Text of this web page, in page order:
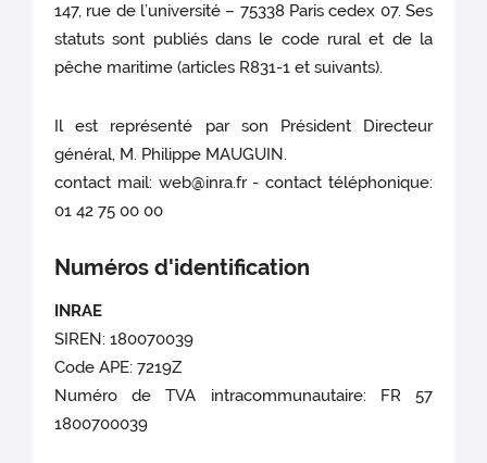
147, rue de l’université – 75338 Paris cedex 07. Ses
statuts sont publiés dans le code rural et de la
pêche maritime (articles R831-1 et suivants).
Il est représenté par son Président Directeur
général, M. Philippe MAUGUIN.
contact mail: web@inra.fr - contact téléphonique:
01 42 75 00 00
Numéros d'identification
INRAE
SIREN: 180070039
Code APE: 7219Z
Numéro de TVA intracommunautaire: FR 57
1800700039